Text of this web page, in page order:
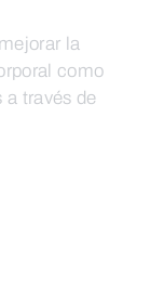
la
como
a través de